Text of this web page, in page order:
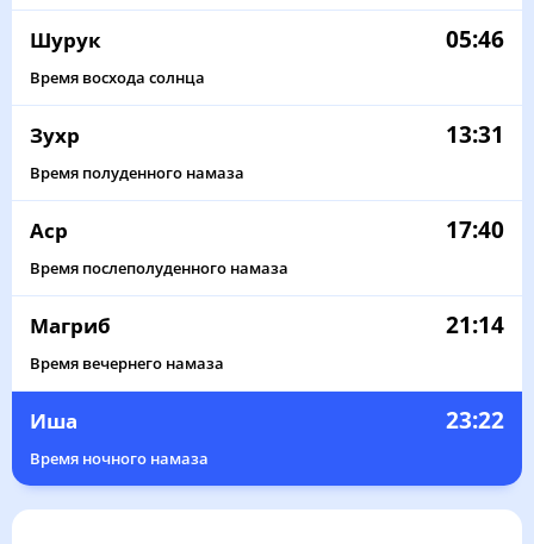
Шурук 05:46
Время восхода солнца
Зухр 13:31
Время полуденного намаза
Аср 17:40
Время послеполуденного намаза
Магриб 21:14
Время вечернего намаза
Иша 23:22
Время ночного намаза